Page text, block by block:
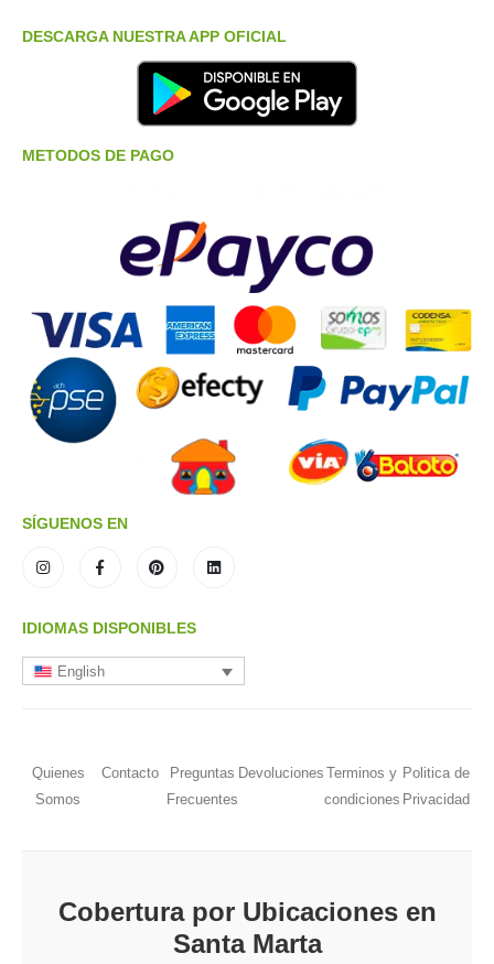
DESCARGA NUESTRA APP OFICIAL
METODOS DE PAGO
SÍGUENOS EN
IDIOMAS DISPONIBLES
English
Quienes
Somos
Contacto
Preguntas
Frecuentes
Devoluciones Terminos y
condiciones
Politica de
Privacidad
Cobertura por Ubicaciones en
Santa Marta